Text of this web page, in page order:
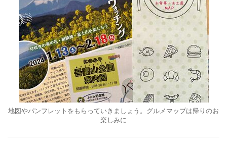
地図やパンフレットをもらっていきましょう。グルメマップは帰りのお
楽しみに